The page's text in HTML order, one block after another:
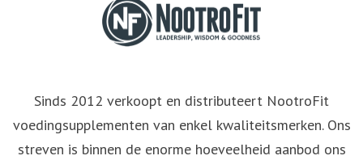
Sinds 2012 verkoopt en distributeert NootroFit
voedingsupplementen van enkel kwaliteitsmerken. Ons
streven is binnen de enorme hoeveelheid aanbod ons